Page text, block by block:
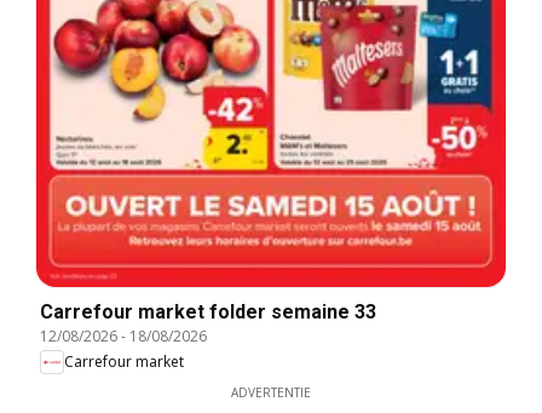
Carrefour market folder semaine 33
12/08/2026- 18/08/2026
Carrefour market
ADVERTENTIE